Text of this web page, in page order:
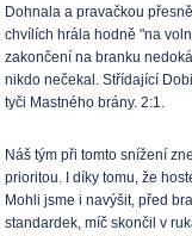
Dohnala a pravačkou
chvílích hrála hodně "na
zakončení na branku
nikdo nečekal. Střídající
tyči Mastného brány. 2:1.
Náš tým při tomto snížení
prioritou. I díky tomu, že
Mohli jsme i navýšit, před
standardek, míč skončil v